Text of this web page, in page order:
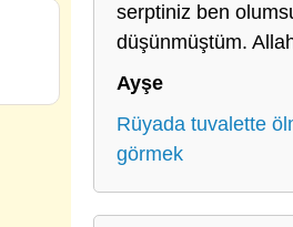
serptiniz ben
düşünmüştüm.
Ayşe
Rüyada tuvalette
görmek